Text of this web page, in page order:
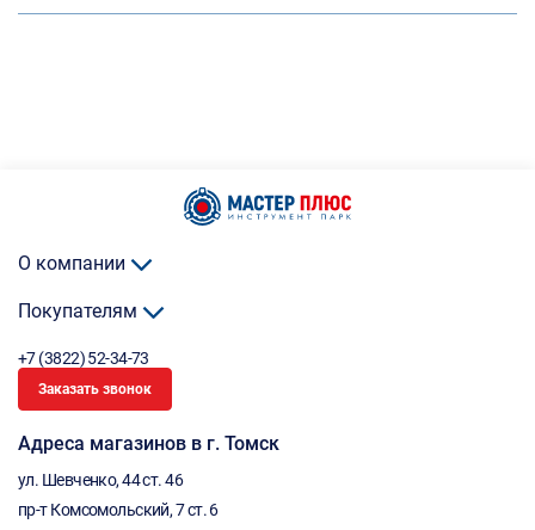
О компании
Покупателям
+7 (3822) 52-34-73
Заказать звонок
Адреса магазинов в г. Томск
ул. Шевченко, 44 ст. 46
пр-т Комсомольский, 7 ст. 6